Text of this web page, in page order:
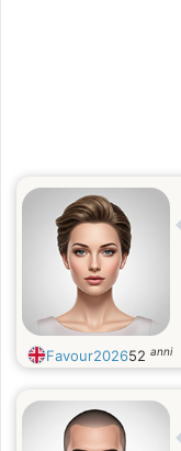
Favour202652 anni